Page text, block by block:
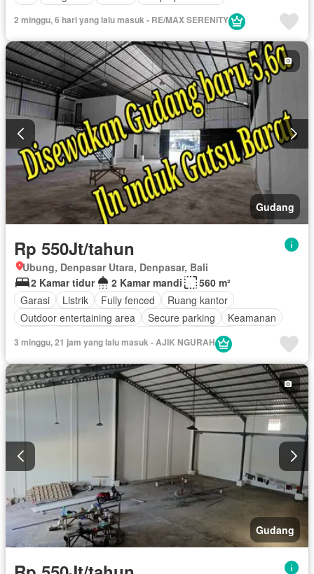
2 minggu, 6 hari yang lalu masuk - RE/MAX SERENITY
Gudang
Rp 550Jt/tahun
Ubung, Denpasar Utara, Denpasar, Bali
2 Kamar tidur
2 Kamar mandi
560 m²
Garasi
Listrik Fully fenced
Ruang kantor
Outdoor entertaining area
Secure parking
Keamanan
Rubanah
Tanpa perabotan
3 minggu, 21 jam yang lalu masuk - AJIK NGURAH
Gudang